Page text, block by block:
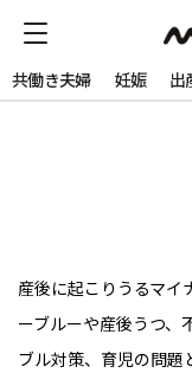
共働き夫婦 妊娠 出
産後に起こりうるマイ
ーブルーや産後うつ、
ブル対策、育児の問題